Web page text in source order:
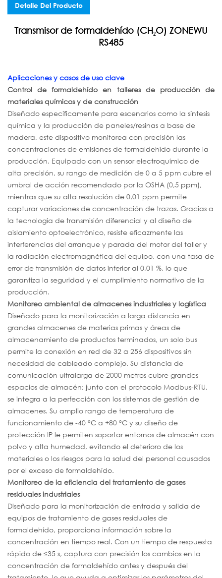
Detalle Del Producto
Transmisor de formaldehído (CH₂O) ZONEWU
RS485
Aplicaciones y casos de uso clave
Control de formaldehído en talleres de producción de
materiales químicos y de construcción
Diseñado específicamente para escenarios como la síntesis
química y la producción de paneles/resinas a base de
madera, este dispositivo monitorea con precisión las
concentraciones de emisiones de formaldehído durante la
producción. Equipado con un sensor electroquímico de
alta precisión, su rango de medición de 0 a 5 ppm cubre el
umbral de acción recomendado por la OSHA (0,5 ppm),
mientras que su alta resolución de 0,01 ppm permite
capturar variaciones de concentración de trazas. Gracias a
la tecnología de transmisión diferencial y al diseño de
aislamiento optoelectrónico, resiste eficazmente las
interferencias del arranque y parada del motor del taller y
la radiación electromagnética del equipo, con una tasa de
error de transmisión de datos inferior al 0,01 %, lo que
garantiza la seguridad y el cumplimiento normativo de la
producción.
Monitoreo ambiental de almacenes industriales y logística
Diseñado para la monitorización a larga distancia en
grandes almacenes de materias primas y áreas de
almacenamiento de productos terminados, un solo bus
permite la conexión en red de 32 a 256 dispositivos sin
necesidad de cableado complejo. Su distancia de
comunicación ultralarga de 2000 metros cubre grandes
espacios de almacén; junto con el protocolo Modbus-RTU,
se integra a la perfección con los sistemas de gestión de
almacenes. Su amplio rango de temperatura de
funcionamiento de -40 °C a +80 °C y su diseño de
protección IP le permiten soportar entornos de almacén con
polvo y alta humedad, evitando el deterioro de los
materiales o los riesgos para la salud del personal causados
por el exceso de formaldehído.
Monitoreo de la eficiencia del tratamiento de gases
residuales industriales
Diseñado para la monitorización de entrada y salida de
equipos de tratamiento de gases residuales de
formaldehído, proporciona información sobre la
concentración en tiempo real. Con un tiempo de respuesta
rápido de ≤35 s, captura con precisión los cambios en la
concentración de formaldehído antes y después del